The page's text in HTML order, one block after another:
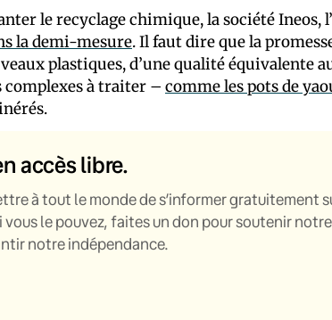
le recyclage chimique, la société Ineos,
la demi-mesure. Il faut dire que la
plastiques, d’une qualité équivalente
complexes à traiter – comme les pots de
accès libre.
à tout le monde de s’informer gratuitement
le pouvez, faites un don pour soutenir notre
notre indépendance.